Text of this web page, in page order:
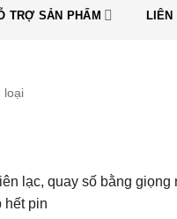
TRỢ SẢN PHẨM LIÊN
loại
lạc, quay số bằng giọng
hết pin